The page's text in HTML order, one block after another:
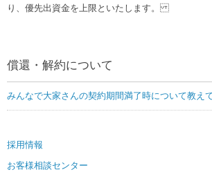
り、優先出資金を上限といたします。
償還・解約について
みんなで大家さんの契約期間満了時について教えて
採用情報
お客様相談センター